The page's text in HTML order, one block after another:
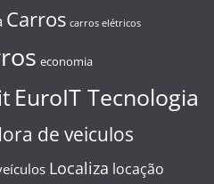
Carros carros elétricos
economia
EuroIT Tecnologia
de veiculos
Localiza locação